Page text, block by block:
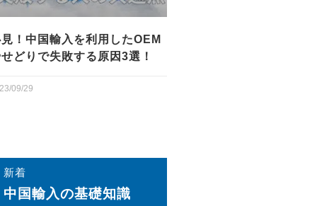
！中国輸入を利用したOEM
どりで失敗する原因3選！
09/29
新着
中国輸⼊の基礎知識